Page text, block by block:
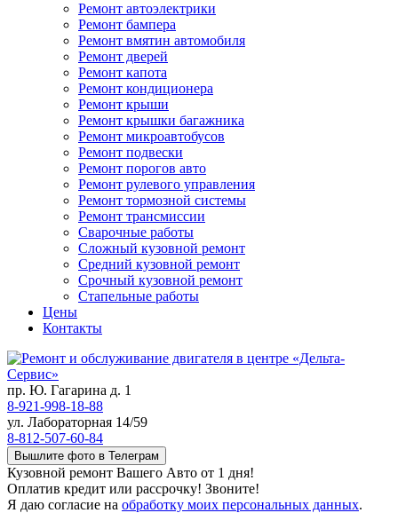
Ремонт автоэлектрики
Ремонт бампера
Ремонт вмятин автомобиля
Ремонт дверей
Ремонт капота
Ремонт кондиционера
Ремонт крыши
Ремонт крышки багажника
Ремонт микроавтобусов
Ремонт подвески
Ремонт порогов авто
Ремонт рулевого управления
Ремонт тормозной системы
Ремонт трансмиссии
Сварочные работы
Сложный кузовной ремонт
Средний кузовной ремонт
Срочный кузовной ремонт
Стапельные работы
Цены
Контакты
пр. Ю. Гагарина д. 1
8-921-998-18-88
ул. Лабораторная 14/59
8-812-507-60-84
Вышлите фото в Телеграм
Кузовной ремонт Вашего Авто от 1 дня!
Оплатив кредит или рассрочку! Звоните!
Я даю согласие на обработку моих персональных данных.